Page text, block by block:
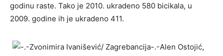
godinu raste. Tako je 2010. ukradeno 580 bicikala, u
2009. godine ih je ukradeno 411.